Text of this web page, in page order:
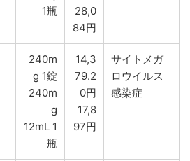
1瓶
28,0
84円
240m
g 1錠
240m
g
12mL 1
瓶
14,3
79.2
0円
17,8
97円
サイトメガ
ロウイルス
感染症